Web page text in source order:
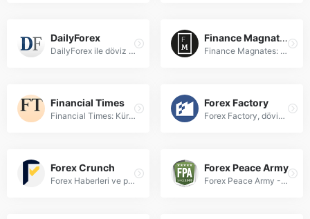
DailyForex
DailyForex ile döviz piyasası haberleri, analizler ve güncel kur bilgilerine ulaşın. Forex yatırımcıları için profesyonel rehberlik.
Finance Magnates
Finance Magnates: Forex, Fintech ve CFD piyasalarına dair güncel haberler, analizler ve derinlemesine rehberler. Küresel finans dünyasının lider habercisi.
Financial Times
Financial Times: Küresel forex piyasalarındaki son gelişmeler, döviz kuru analizleri ve uzman yorumlarıyla forex yatırımcıları için güvenilir kaynak.
Forex Factory
Forex Factory, döviz piyasası haberleri, ekonomik takvim ve gerçek zamanlı analizlerle forex tüccarları için kapsamlı bir kaynak sunar.
Forex Crunch
Forex Haberleri ve piyasa analizleri için güncel kaynak. Döviz, emtia ve hisse senetleri hakkında uzman yorumlarıyla Forex Crunch'ta.
Forex Peace Army
Forex Peace Army - Döviz piyasası incelemeleri, broker değerlendirmeleri ve forex stratejileri ile tüccarlar için güvenilir kaynak.